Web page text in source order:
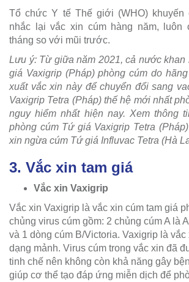
Tổ chức Y tế Thế giới (WHO) khuyến
nhắc lại vắc xin cúm hàng năm, luôn
tháng so với mũi trước.
Lưu ý: Từ giữa năm 2021, cả nước khan
giá Vaxigrip (Pháp) phòng cúm do
xuất vắc xin này để chuyển đổi sang
Vaxigrip Tetra (Pháp) thế hệ mới nhất
nguy hiểm nhất hiện nay. Xem thông
phòng cúm Tứ giá Vaxigrip Tetra (Pháp)
xin ngừa cúm Tứ giá Influvac Tetra (Hà
3. Vắc xin tam giá
Vắc xin Vaxigrip
Vắc xin Vaxigrip là vắc xin cúm tam giá
chủng virus cúm gồm: 2 chủng cúm A là
và 1 dòng cúm B/Victoria. Vaxigrip là vắc
dạng mảnh. Virus cúm trong vắc xin đã
tinh chế nên không còn khả năng gây
giúp cơ thể tạo đáp ứng miễn dịch để